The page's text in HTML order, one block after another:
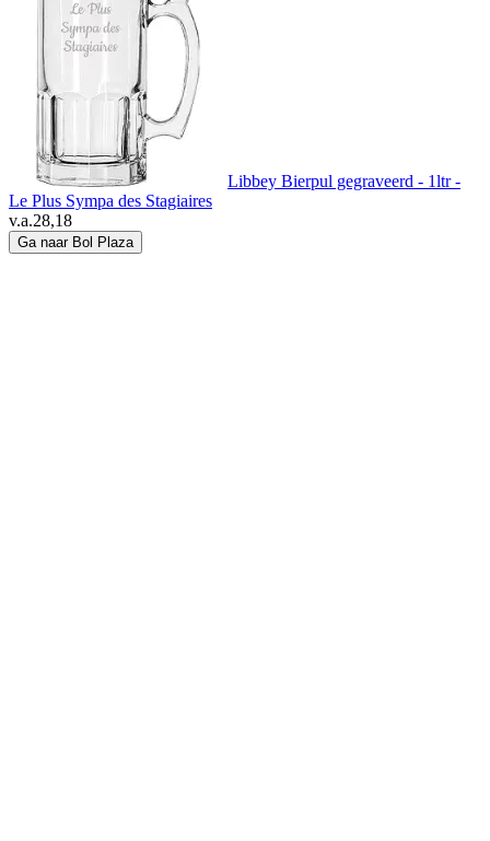
Libbey Bierpul gegraveerd - 1ltr -
Le Plus Sympa des Stagiaires
v.a.28,18
Ga naar Bol Plaza